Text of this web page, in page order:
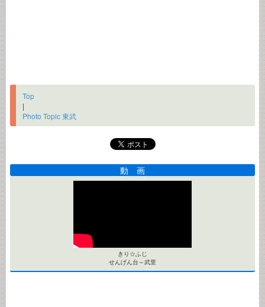
Top
|
Photo Topic 東武
動 画
きり☆ふじ
せんげん台～武里